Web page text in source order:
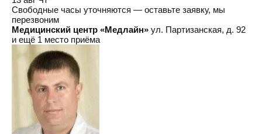
Свободные часы уточняются — оставьте заявку, мы
перезвоним
Медицинский центр «Медлайн» ул. Партизанская, д. 92
и ещё 1 место приёма